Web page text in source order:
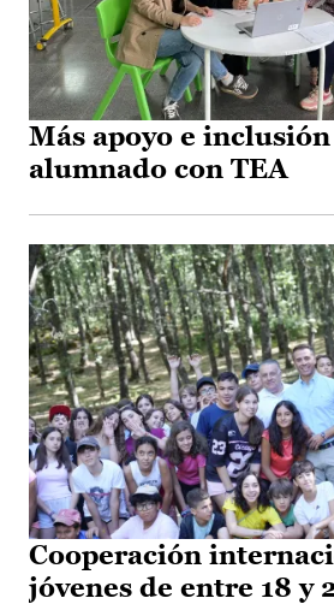
Más apoyo e
alumnado con TEA
Cooperación
jóvenes de entre 18 y